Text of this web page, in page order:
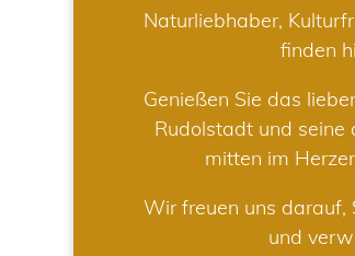
Naturliebhaber,
finden
Genießen Sie das
Rudolstadt und
mitten im
Wir freuen uns darauf,
und